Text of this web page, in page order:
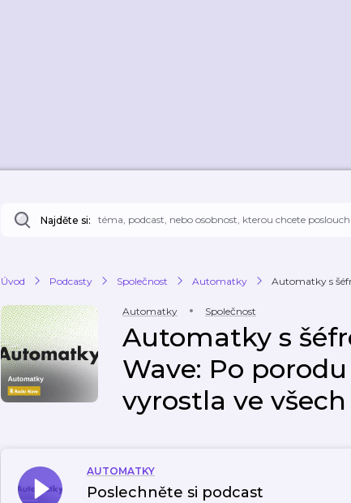
Najděte si:
Úvod Podcasty Společnost Automatky Automatky s
Automatky Společnost
Automatky s
Wave: Po
vyrostla ve
AUTOMATKY
Poslechněte si podcast